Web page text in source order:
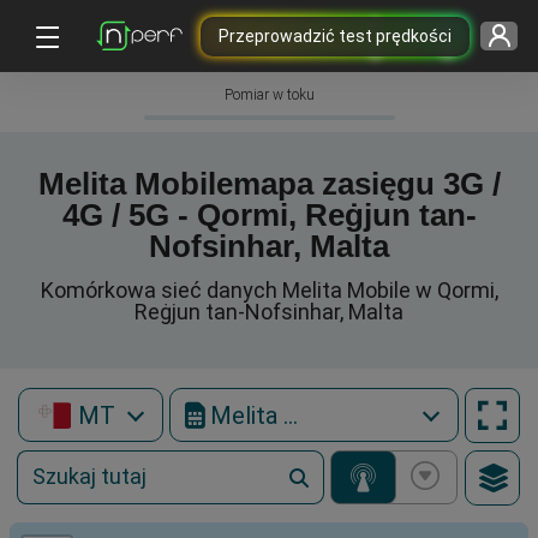
Przeprowadzić test prędkości
Pomiar w toku
Melita Mobilemapa zasięgu 3G /
4G / 5G - Qormi, Reġjun tan-
Nofsinhar, Malta
Komórkowa sieć danych Melita Mobile w Qormi,
Reġjun tan-Nofsinhar, Malta
MT Melita Mobile